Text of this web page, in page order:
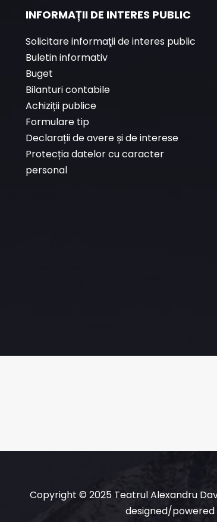
INFORMAȚII DE INTERES PUBLIC
Solicitare informaţii de interes public
Buletin informativ
Buget
Bilanturi contabile
Achiziții publice
Formulare tip
Declarații de avere și de interese
Protecția datelor cu caracter
personal
Copyright © 2025 Teatrul Alexandru
designed/powered